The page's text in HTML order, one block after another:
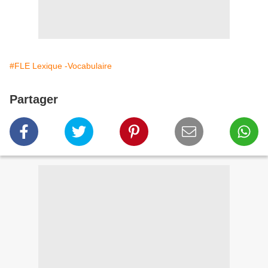
#FLE Lexique -Vocabulaire
Partager